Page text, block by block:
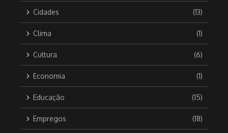
Cidades (13)
Clima (1)
Cultura (6)
Economia (1)
Educação (15)
Empregos (18)